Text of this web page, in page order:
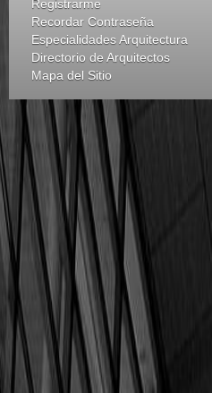
Registrarme
Recordar Contraseña
Especialidades Arquitectura
Directorio de Arquitectos
Mapa del Sitio